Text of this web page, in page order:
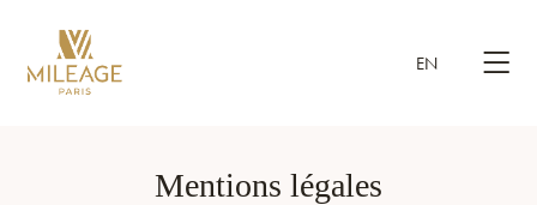
EN
Mentions légales